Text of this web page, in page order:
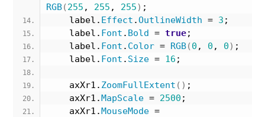
RGB(255 , 255 , 255) ;
    label.
Effect .OutlineWidth = 3 ;
    label.
Font . Bold = true;
    label.
Font . Color = RGB(0 , 0 , 0) ;
    label.
Font . Size = 16 ;
    axXr1.
ZoomFullExtent () ;
    axXr1.
MapScale = 2500 ;
    axXr1.
MouseMode =